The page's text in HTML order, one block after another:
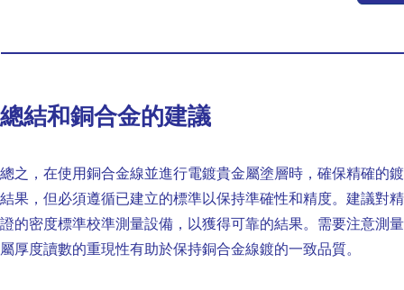
總結和銅合金的建議
總之，在使用銅合金線並進行電鍍貴金屬塗層時，確保精確的
結果，但必須遵循已建立的標準以保持準確性和精度。建議對
證的密度標準校準測量設備，以獲得可靠的結果。需要注意測
屬厚度讀數的重現性有助於保持銅合金線鍍的一致品質。